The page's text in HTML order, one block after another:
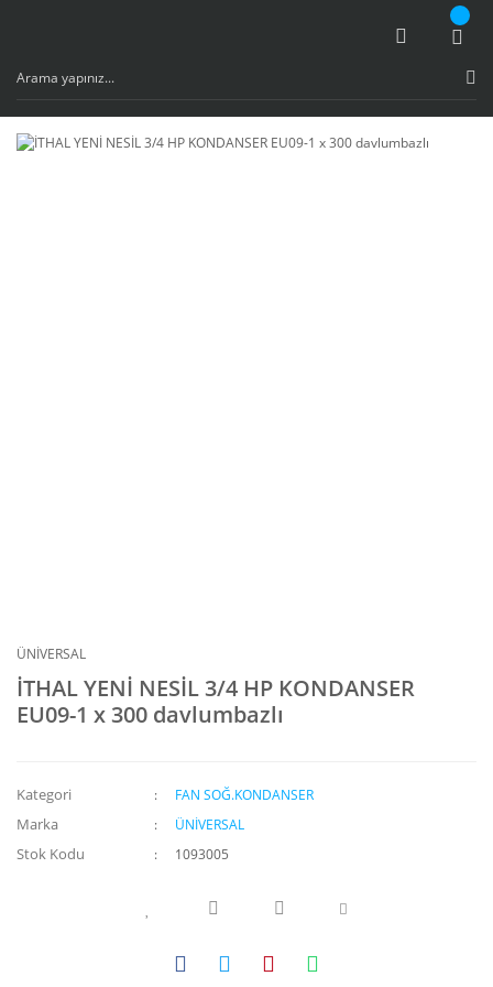
ÜNİVERSAL
İTHAL YENİ NESİL 3/4 HP KONDANSER
EU09-1 x 300 davlumbazlı
Kategori FAN SOĞ.KONDANSER
Marka ÜNİVERSAL
Stok Kodu 1093005